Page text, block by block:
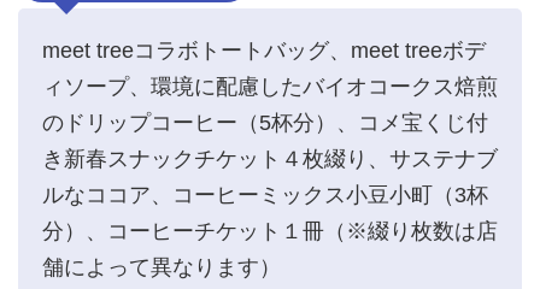
meet treeコラボトートバッグ、meet treeボデ
ィソープ、環境に配慮したバイオコークス焙煎
のドリップコーヒー（5杯分）、コメ宝くじ付
き新春スナックチケット４枚綴り、サステナブ
ルなココア、コーヒーミックス小豆小町（3杯
分）、コーヒーチケット１冊（※綴り枚数は店
舗によって異なります）